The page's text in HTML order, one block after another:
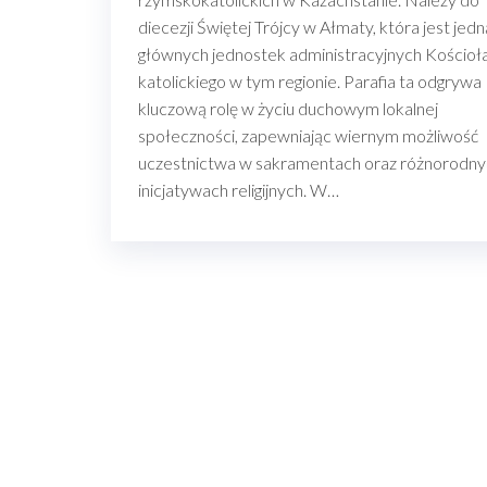
diecezji Świętej Trójcy w Ałmaty, która jest
głównych jednostek administracyjnych
katolickiego w tym regionie. Parafia ta odgrywa
kluczową rolę w życiu duchowym lokalnej
społeczności, zapewniając wiernym możliwość
uczestnictwa w sakramentach oraz
inicjatywach religijnych. W…